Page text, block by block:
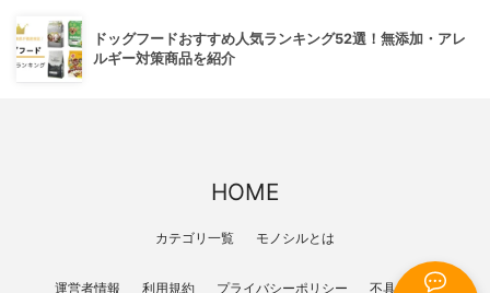
ドッグフードおすすめ人気ランキング52選！無添加・アレ
ルギー対策商品を紹介
HOME
カテゴリ一覧 モノシルとは
運営者情報 利用規約 プライバシーポリシー 不具合報告